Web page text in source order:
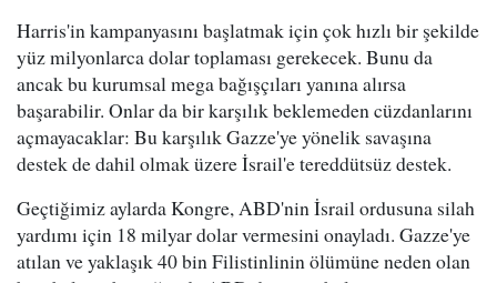
Harris'in kampanyasını başlatmak için çok hızlı bir şekilde
yüz milyonlarca dolar toplaması gerekecek. Bunu da
ancak bu kurumsal mega bağışçıları yanına alırsa
başarabilir. Onlar da bir karşılık beklemeden cüzdanlarını
açmayacaklar: Bu karşılık Gazze'ye yönelik savaşına
destek de dahil olmak üzere İsrail'e tereddütsüz destek.
Geçtiğimiz aylarda Kongre, ABD'nin İsrail ordusuna silah
yardımı için 18 milyar dolar vermesini onayladı. Gazze'ye
atılan ve yaklaşık 40 bin Filistinlinin ölümüne neden olan